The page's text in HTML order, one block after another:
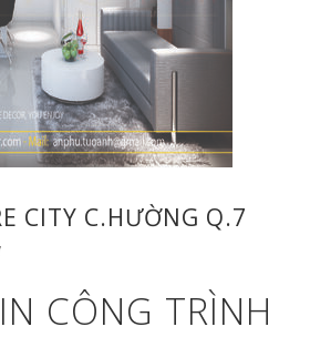
CITY C.HƯỜNG Q.7
CÔNG TRÌNH